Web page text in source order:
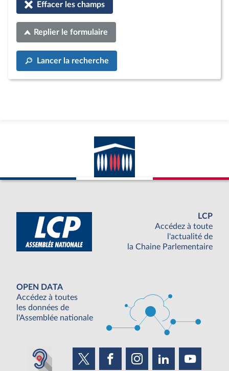
Effacer les champs
Replier le formulaire
Lancer la recherche
LCP
Accédez à toute
l'actualité de
la Chaine Parlementaire
OPEN DATA
Accédez à toutes
les données de
l'Assemblée nationale